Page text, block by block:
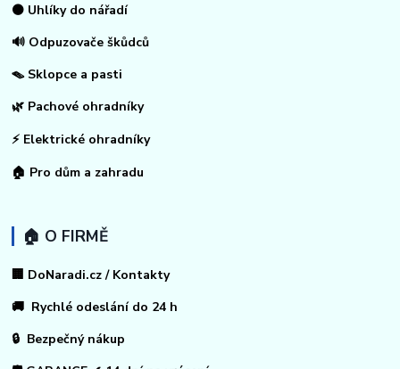
⚫ Uhlíky do nářadí
🔊 Odpuzovače škůdců
🪤 Sklopce a pasti
🌿 Pachové ohradníky
⚡ Elektrické ohradníky
🏠 Pro dům a zahradu
🏠 O FIRMĚ
🏢 DoNaradi.cz / Kontakty
🚚 Rychlé odeslání do 24 h
🔒 Bezpečný nákup